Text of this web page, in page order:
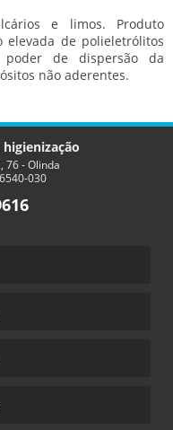
e limos. Produto
elevada de polieletrólitos
poder de dispersão da
não aderentes.
76 - Olinda
030